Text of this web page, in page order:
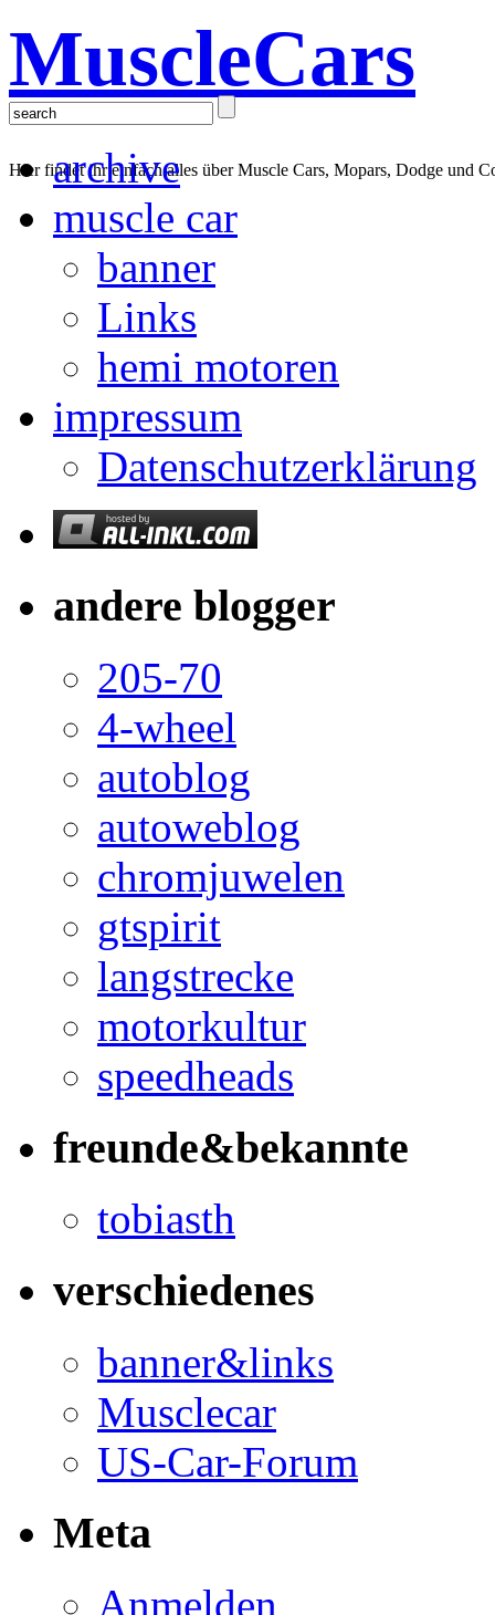
MuscleCars
Hier findet ihr einfach alles über Muscle Cars, Mopars, Dodge und
archive
muscle car
banner
Links
hemi motoren
impressum
Datenschutzerklärung
andere blogger
205-70
4-wheel
autoblog
autoweblog
chromjuwelen
gtspirit
langstrecke
motorkultur
speedheads
freunde&bekannte
tobiasth
verschiedenes
banner&links
Musclecar
US-Car-Forum
Meta
Anmelden